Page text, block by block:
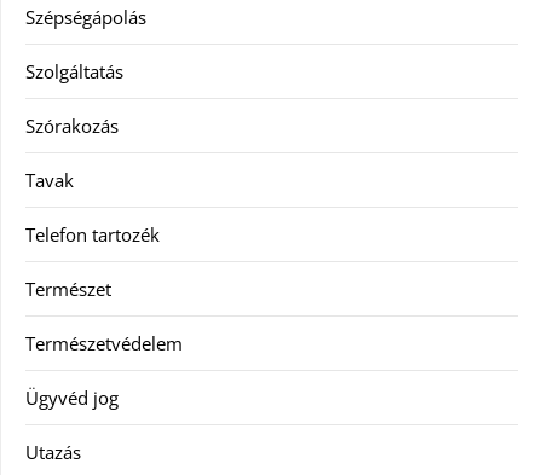
Szépségápolás
Szolgáltatás
Szórakozás
Tavak
Telefon tartozék
Természet
Természetvédelem
Ügyvéd jog
Utazás